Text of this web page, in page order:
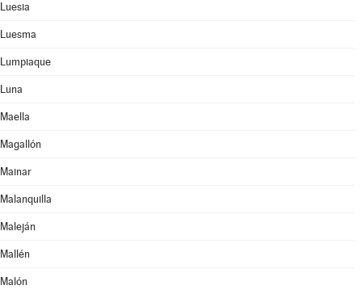
Luesia
Luesma
Lumpiaque
Luna
Maella
Magallón
Mainar
Malanquilla
Maleján
Mallén
Malón